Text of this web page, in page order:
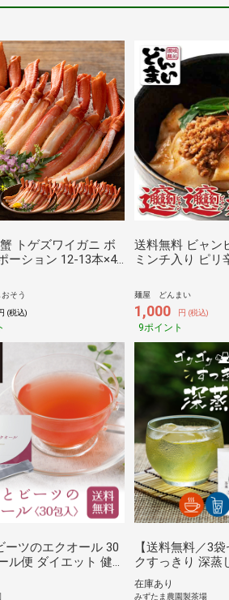
トゲズワイガニ ボ
ーション 12-13本×4
ギフト プレゼント
そう
(税込)
送料無料 ビャン
ミンチ入り ピリ
で発送】
麺屋 どんまい
1,000 円 (税込)
9ポイント
ーツのエクオール 30
ル便 ダイエット 健康
【送料無料／3
クすっきり 深蒸
100g×3袋 緑茶
原茶 国産 メール
在庫あり
みずたま農園製茶場